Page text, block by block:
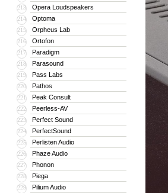
213 Opera Loudspeakers
214 Optoma
215 Orpheus Lab
216 Ortofon
217 Paradigm
218 Parasound
219 Pass Labs
220 Pathos
221 Peak Consult
222 Peerless-AV
223 Perfect Sound
224 PerfectSound
225 Perlisten Audio
226 Phaze Audio
227 Phonon
228 Piega
229 Pilium Audio